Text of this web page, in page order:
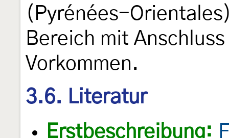
(Pyrénées-
Bereich mit
Vorkommen.
3.6. Literatur
Erstbeschreibung: